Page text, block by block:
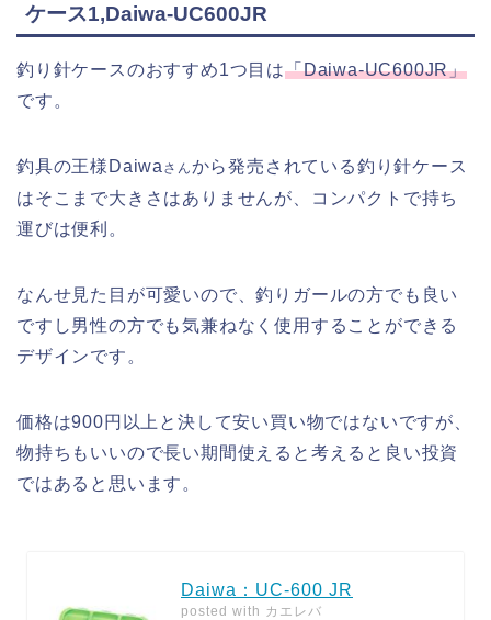
ケース1,Daiwa-UC600JR
釣り針ケースのおすすめ1つ目は「Daiwa-UC600JR」
です。
釣具の王様Daiwa さんから発売されている釣り針ケース
はそこまで大きさはありませんが、コンパクトで持ち
運びは便利。
なんせ見た目が可愛いので、釣りガールの方でも良い
ですし男性の方でも気兼ねなく使用することができる
デザインです。
価格は900円以上と決して安い買い物ではないですが、
物持ちもいいので長い期間使えると考えると良い投資
ではあると思います。
Daiwa：UC-600 JR
posted with カエレバ